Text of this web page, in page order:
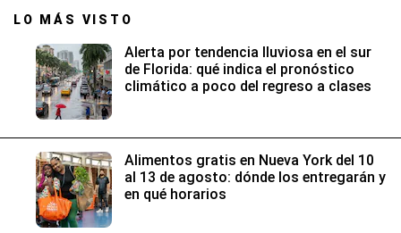
LO MÁS VISTO
Alerta por tendencia lluviosa en el sur
de Florida: qué indica el pronóstico
climático a poco del regreso a clases
Alimentos gratis en Nueva York del 10
al 13 de agosto: dónde los entregarán y
en qué horarios